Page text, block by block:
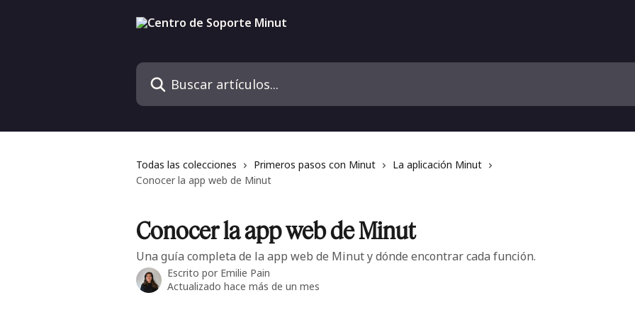
Buscar artículos...
Todas las colecciones Primeros pasos con Minut
La aplicación Minut
Conocer la app web de Minut
Conocer la app web de Minut
Una guía completa de la app web de Minut y dónde encontrar cada función.
Escrito por Emilie Pain
Actualizado hace más de un mes